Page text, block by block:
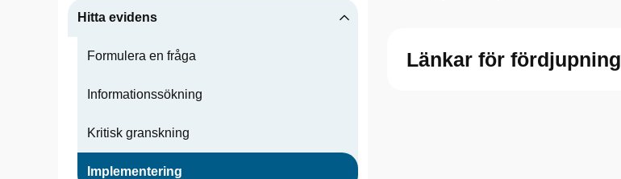
Hitta evidens
Formulera en fråga
Informationssökning
Kritisk granskning
Implementering
Länkar för fördjupning